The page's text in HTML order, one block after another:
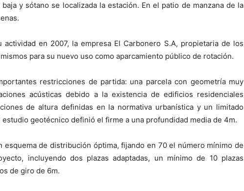
y sótano se localizada la estación. En el patio de manzana de la
actividad en 2007, la empresa El Carbonero S.A, propietaria de los
para su nuevo uso como aparcamiento público de rotación.
restricciones de partida: una parcela con geometría muy
acústicas debido a la existencia de edificios residenciales
de altura definidas en la normativa urbanística y un limitado
estudio geotécnico definió el firme a una profundidad media de 4m.
esquema de distribución óptima, fijando en 70 el número mínimo de
incluyendo dos plazas adaptadas, un mínimo de 10 plazas
de giro de 6m.